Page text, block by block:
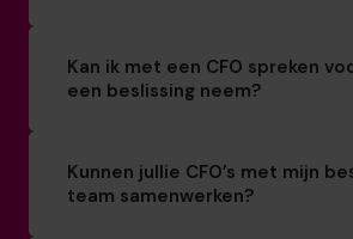
Kan ik met een CFO spreken
een beslissing neem?
Kunnen jullie CFO’s met mijn
team samenwerken?